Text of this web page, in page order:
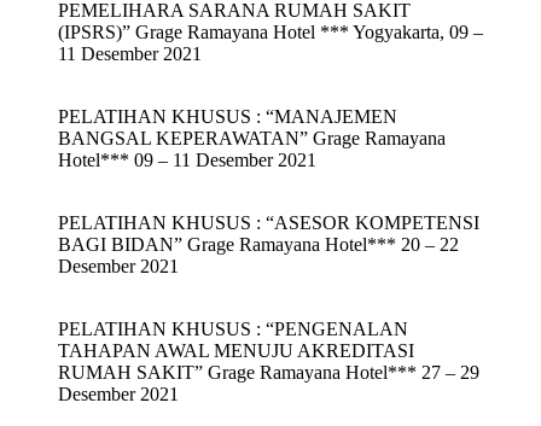
PEMELIHARA SARANA RUMAH SAKIT
(IPSRS)” Grage Ramayana Hotel *** Yogyakarta, 09 –
11 Desember 2021
PELATIHAN KHUSUS : “MANAJEMEN
BANGSAL KEPERAWATAN” Grage Ramayana
Hotel*** 09 – 11 Desember 2021
PELATIHAN KHUSUS : “ASESOR KOMPETENSI
BAGI BIDAN” Grage Ramayana Hotel*** 20 – 22
Desember 2021
PELATIHAN KHUSUS : “PENGENALAN
TAHAPAN AWAL MENUJU AKREDITASI
RUMAH SAKIT” Grage Ramayana Hotel*** 27 – 29
Desember 2021